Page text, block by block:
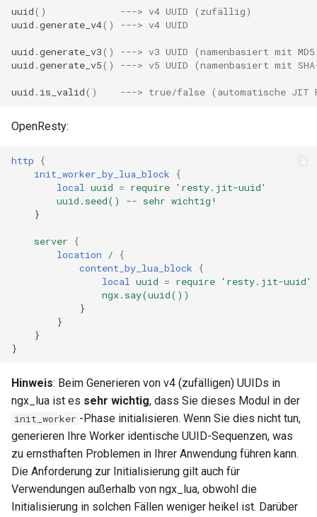
echo
f4fhds
fancyindex
fips-check
form-input
geoip
google
graphite
headers-more
hmac-secure-link
uuid()
---> v4 UUID (zufällig)
uuid .generate_v4() ---> v4 UUID
uuid .generate_v3()
---> v3 UUID (namenbasiert mit
uuid .generate_v5() ---> v5 UUID (namenbasiert mit
uuid . is_valid() ---> true/false (automatische JIT
OpenResty:
http
{
init_worker_by_lua_block
{
local
uuid = require 'resty.jit-uuid'
uuid.seed()
-- sehr wichtig!
}
server
{
location
/
{
content_by_lua_block
{
local
uuid = require 'resty.jit-uuid'
ngx.say(uuid())
}
}
}
}
Hinweis: Beim Generieren von v4 (zufälligen) UUIDs in
ngx_lua ist es sehr wichtig, dass Sie dieses Modul in der
init_worker -Phase initialisieren. Wenn Sie dies nicht tun,
generieren Ihre Worker identische UUID-Sequenzen, was
zu ernsthaften Problemen in Ihrer Anwendung führen kann.
Die Anforderung zur Initialisierung gilt auch für
Verwendungen außerhalb von ngx_lua, obwohl die
Initialisierung in solchen Fällen weniger heikel ist. Darüber